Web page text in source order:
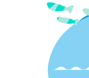
【募集期間】
令和４年１１月